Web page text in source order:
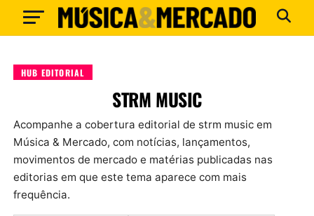
HUB EDITORIAL
STRM MUSIC
Acompanhe a cobertura editorial de strm music em
Música & Mercado, com notícias, lançamentos,
movimentos de mercado e matérias publicadas nas
editorias em que este tema aparece com mais
frequência.